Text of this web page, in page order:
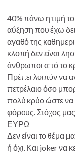
40% πάνω η τιμή
αύξηση που έχω
αγαθό της
κλοπή δεν είναι
άνθρωποι από το
Πρέπει λοιπόν να
πετρέλαιο όσο
πολύ κρύο ώστε να
φόρους. Στόχος
ΕΥΡΩ
Δεν είναι το θέμα
ή όχι. Και joker να